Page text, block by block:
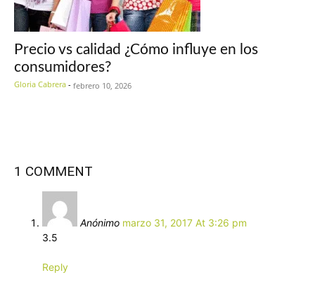
Precio vs calidad ¿Cómo influye en los
consumidores?
Gloria Cabrera - febrero 10, 2026
1 COMMENT
Anónimo marzo 31, 2017 At 3:26 pm
3.5
Reply